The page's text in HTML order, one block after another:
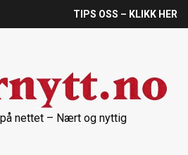
TIPS OSS – KLIKK HER
nettet – Nært og nyttig